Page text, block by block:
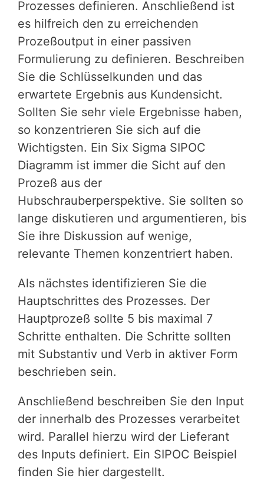
Prozesses definieren. Anschließend ist
es hilfreich den zu erreichenden
Prozeßoutput in einer passiven
Formulierung zu definieren. Beschreiben
Sie die Schlüsselkunden und das
erwartete Ergebnis aus Kundensicht.
Sollten Sie sehr viele Ergebnisse haben,
so konzentrieren Sie sich auf die
Wichtigsten. Ein Six Sigma SIPOC
Diagramm ist immer die Sicht auf den
Prozeß aus der
Hubschrauberperspektive. Sie sollten so
lange diskutieren und argumentieren, bis
Sie ihre Diskussion auf wenige,
relevante Themen konzentriert haben.
Als nächstes identifizieren Sie die
Hauptschrittes des Prozesses. Der
Hauptprozeß sollte 5 bis maximal 7
Schritte enthalten. Die Schritte sollten
mit Substantiv und Verb in aktiver Form
beschrieben sein.
Anschließend beschreiben Sie den Input
der innerhalb des Prozesses verarbeitet
wird. Parallel hierzu wird der Lieferant
des Inputs definiert. Ein SIPOC Beispiel
finden Sie hier dargestellt.